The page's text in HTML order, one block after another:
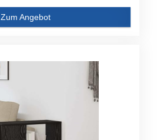
Zum Angebot